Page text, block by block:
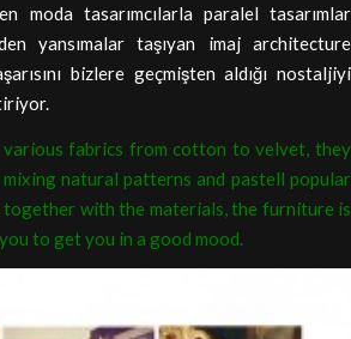
moda tasarımcılarla paralel tasarımlar
yansımalar taşıyan imaj architecture
bizlere geçmişten aldığı nostaljiyi
variousfabrics from cotton to velvet, they
natural patternsand pastell popular
together with the materials, the furniture is
to get you in a good mood.